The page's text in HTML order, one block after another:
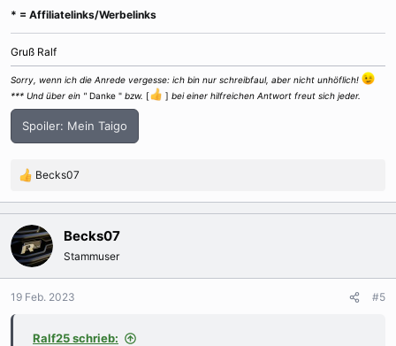
* = Affiliatelinks/Werbelinks
Gruß Ralf
Sorry, wenn ich die Anrede vergesse: ich bin nur schreibfaul, aber nicht unhöflich!
*** Und über ein " Danke " bzw. [ ] bei einer hilfreichen Antwort freut sich jeder.
Spoiler: Mein Taigo
R
a
k
t
i
o
n
Becks07
Becks07
Stammuser
19 Feb. 2023 #5
Ralf25 schrieb: